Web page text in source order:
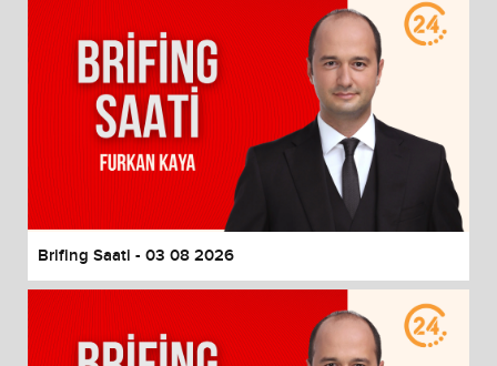
Brifing Saati - 03 08 2026